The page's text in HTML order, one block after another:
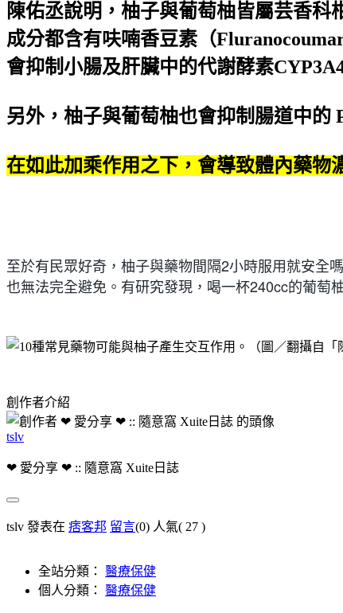
陳佑丞說明，柚子與葡萄柚皆屬芸香科
成分都含有呋喃香豆素（
會抑制小腸及肝臟中的代謝酵素
另外，柚子與葡萄柚也會抑制腸道中的
在如此加乘作用之下，會導致體內藥物
至於有民眾好奇，柚子與藥物間隔2小時服用就安全
也無法完全避免。有研究發現，喝一杯240cc的葡萄
創作者介紹
tslv
❤ 愛分享 ❤ :: 隨意窩 Xuite日誌
tslv 發表在 痞客邦 留言(0) 人氣( 27 )
全站分類： 醫療保健
個人分類： 醫療保健